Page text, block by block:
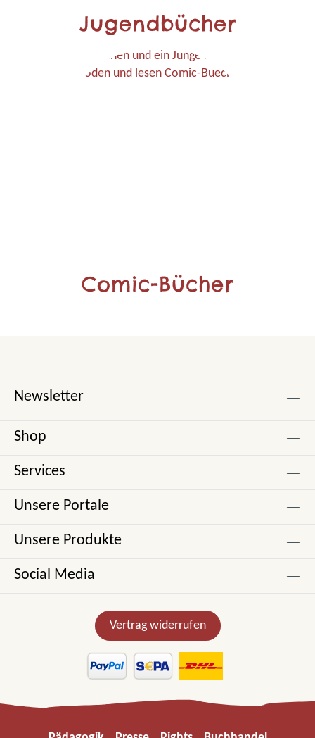
Jugendbücher
Comic-Bücher
Newsletter
Shop
Services
Unsere Portale
Unsere Produkte
Social Media
Vertrag widerrufen